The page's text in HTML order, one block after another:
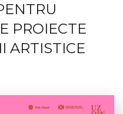
PROIECTE
ARTISTICE